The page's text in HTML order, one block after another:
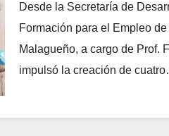
Desde la Secretaría de
Formación para el Empleo
Malagueño, a cargo de Prof.
impulsó la creación de